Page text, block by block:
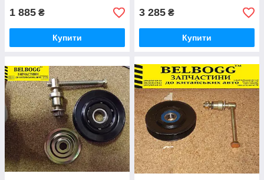
1 885 ₴
Купити
3 285 ₴
Купити